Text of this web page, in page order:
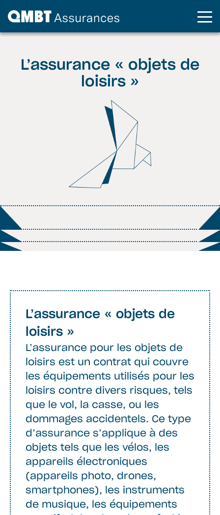
L’assurance « objets de
loisirs »
L’assurance « objets de
loisirs »
L’assurance pour les objets de
loisirs est un contrat qui couvre
les équipements utilisés pour les
loisirs contre divers risques, tels
que le vol, la casse, ou les
dommages accidentels. Ce type
d’assurance s’applique à des
objets tels que les vélos, les
appareils électroniques
(appareils photo, drones,
smartphones), les instruments
de musique, les équipements